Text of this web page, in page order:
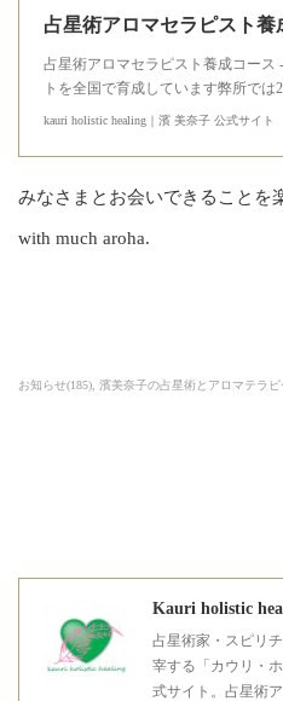
占星術アロマセラピスト養
占星術アロマセラピスト養成コース
トを全国で育成しています弊所では
kauri holistic healing｜濱 美奈子 公式サイト
みなさまとお会いできることを
with much aroha.
お知らせ(185) 濱美奈子の占星術とアロマテラピ
Kauri holistic
占星術家・スピリ
宰する「カウリ・
式サイト。占星術